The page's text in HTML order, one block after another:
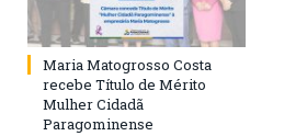
Maria Matogrosso Costa
recebe Título de Mérito
Mulher Cidadã
Paragominense